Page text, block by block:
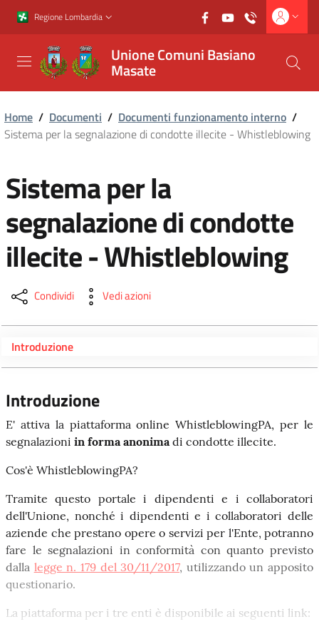
Vai al contenuto principale
Vai al footer
Regione Lombardia
Unione Comuni Basiano
Masate
Home / Documenti / Documenti funzionamento interno /
Sistema per la segnalazione di condotte illecite - Whistleblowing
Sistema per la
segnalazione di condotte
illecite - Whistleblowing
Condividi Vedi azioni
Introduzione
Introduzione
E' attiva la piattaforma online WhistleblowingPA, per le
segnalazioni in forma anonima di condotte illecite.
Cos'è WhistleblowingPA?
Tramite questo portale i dipendenti e i collaboratori
dell'Unione, nonché i dipendenti e i collaboratori delle
aziende che prestano opere o servizi per l'Ente, potranno
fare le segnalazioni in conformità con quanto previsto
dalla legge n. 179 del 30/11/2017, utilizzando un apposito
questionario.
La piattaforma per i tre enti è disponibile ai seguenti link: